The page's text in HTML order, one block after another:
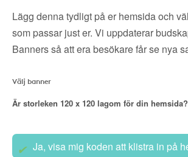
Lägg denna tydligt på er hemsida och
som passar just er. Vi uppdaterar
Banners så att era besökare får se nya
Välj banner
Är storleken 120 x 120 lagom för din hemsida?
Ja, visa mig koden att klistra in på